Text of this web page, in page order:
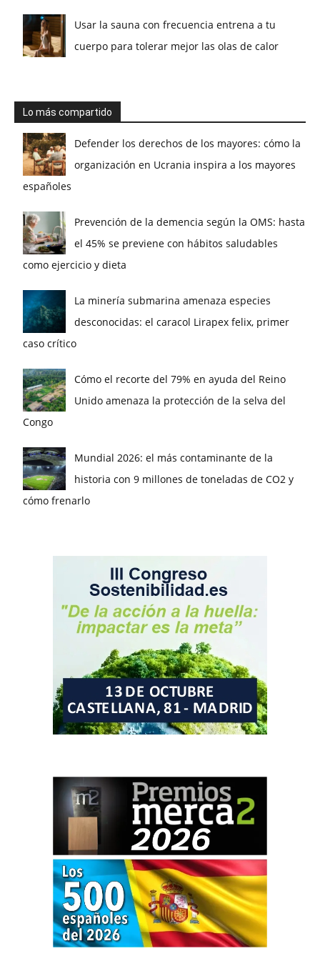
Usar la sauna con frecuencia entrena a tu
cuerpo para tolerar mejor las olas de calor
Lo más compartido
Defender los derechos de los mayores: cómo la
organización en Ucrania inspira a los mayores
españoles
Prevención de la demencia según la OMS: hasta
el 45% se previene con hábitos saludables
como ejercicio y dieta
La minería submarina amenaza especies
desconocidas: el caracol Lirapex felix, primer
caso crítico
Cómo el recorte del 79% en ayuda del Reino
Unido amenaza la protección de la selva del
Congo
Mundial 2026: el más contaminante de la
historia con 9 millones de toneladas de CO2 y
cómo frenarlo